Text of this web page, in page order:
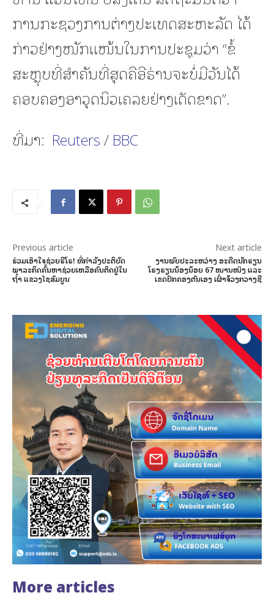
ການກະຊວງການຕ່າງປະເທດສະຫະລັດ ໄດ້
ກ່າວຢ່າງໜັກແໜ້ນໃນການປະຊຸມວ່າ “ຂໍ້
ສະຫຼຸບທີ່ສຳຄັນທີ່ສຸດຄືອີຣ່ານຈະບໍ່ມີວັນໄດ້
ຄອບຄອງອາວຸດນິວເຄລຍຢ່າງເດັດຂາດ”.
ທີ່ມາ: Reuters/ BBC
Previous article
ຮ່ວມເອົາໃຈຊ່ວຍຮີໂຣ! ທີ່ກຳລັງປະຕິບັດ
ພາລະກິດຄົ້ນຫາຊ່ວຍເຫລືອຄົນຕິດຢູ່ໃນ
ຖ້ຳ ແຂວງໄຊສົມບູນ
Next article
ງານພົບປະລະຫວ່າງ ອະດີດນັກຮຽນ
ໂຮງຮຽນນ້ອງນ້ອຍ 67 ໜານໜິງ ແລະ
ເຂດປົກຄອງຕົນເອງ ເຜົ່າຈ້ວງກວາງຊີ
More articles